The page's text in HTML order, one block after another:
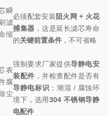
瞬
滤
缩
必须配套安装阻火网 + 火花
捕集器 ，这是延长滤芯寿命
的关键前置条件 ，不可省略
表
腐
尘
强制要求厂家提供导静电安
装配件 ，并检查配件是否有
导静电标识 ；潮湿 / 腐蚀环
境下，选用304 不锈钢导静
电配件